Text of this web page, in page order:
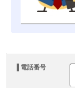
電話番号